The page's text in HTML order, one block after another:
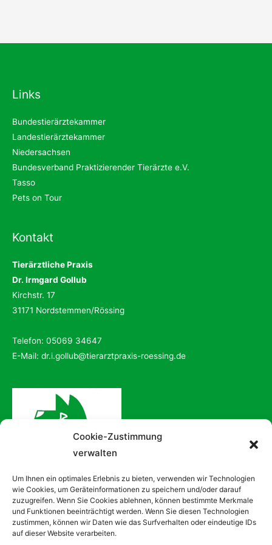
Cookie-Zustimmung
verwalten
Um Ihnen ein optimales Erlebnis zu bieten, verwenden wir Technologien
wie Cookies, um Geräteinformationen zu speichern und/oder darauf
zuzugreifen. Wenn Sie Cookies ablehnen, können bestimmte Merkmale
und Funktionen beeinträchtigt werden. Wenn Sie diesen Technologien
zustimmen, können wir Daten wie das Surfverhalten oder eindeutige IDs
auf dieser Website verarbeiten.
Links
Bundestierärztekammer
Landestierärztekammer
Niedersachsen
Bundesverband Praktizierender Tierärzte e.V.
Tasso
Pets on Tour
Kontakt
Tierärztliche Praxis
Dr. Irmgard Gollub
Kirchstr. 17
31171 Nordstemmen/Rössing
Telefon: 05069 34647
E-Mail: dr.i.gollub@tierarztpraxis-roessing.de